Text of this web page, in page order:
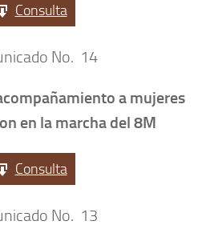
Consulta
No. 14
a mujeres
en la marcha del 8M
Consulta
No. 13